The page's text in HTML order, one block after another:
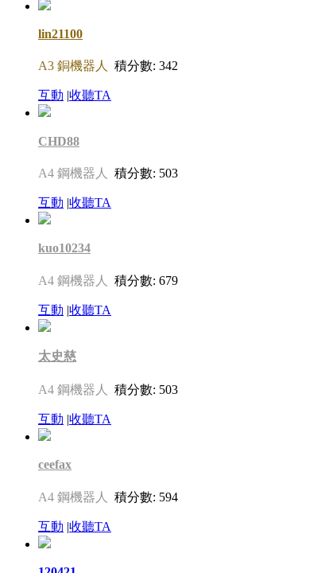
lin21100
A3 銅機器人 積分數: 342
互動 收聽TA
CHD88
A4 鋼機器人 積分數: 503
互動 |收聽TA
kuo10234
A4 鋼機器人 積分數: 679
互動 |收聽TA
太史慈
A4 鋼機器人 積分數: 503
互動 |收聽TA
ceefax
A4 鋼機器人 積分數: 594
互動 |收聽TA